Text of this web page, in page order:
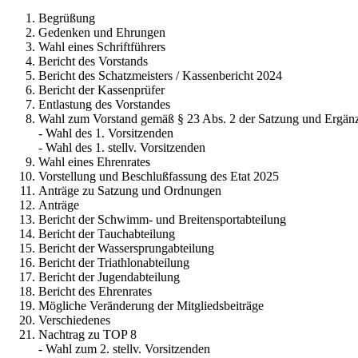
Begrüßung
Gedenken und Ehrungen
Wahl eines Schriftführers
Bericht des Vorstands
Bericht des Schatzmeisters / Kassenbericht 2024
Bericht der Kassenprüfer
Entlastung des Vorstandes
Wahl zum Vorstand gemäß § 23 Abs. 2 der Satzung und
- Wahl des 1. Vorsitzenden
- Wahl des 1. stellv. Vorsitzenden
Wahl eines Ehrenrates
Vorstellung und Beschlußfassung des Etat 2025
Anträge zu Satzung und Ordnungen
Anträge
Bericht der Schwimm- und Breitensportabteilung
Bericht der Tauchabteilung
Bericht der Wassersprungabteilung
Bericht der Triathlonabteilung
Bericht der Jugendabteilung
Bericht des Ehrenrates
Mögliche Veränderung der Mitgliedsbeiträge
Verschiedenes
Nachtrag zu TOP 8
- Wahl zum 2. stellv. Vorsitzenden